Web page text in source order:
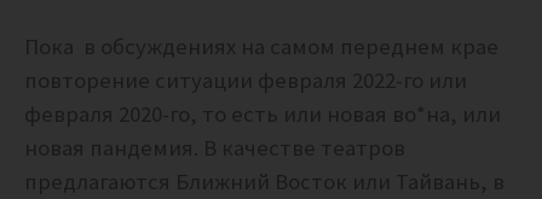
Пока в обсуждениях на самом переднем крае
повторение ситуации февраля 2022-го или
февраля 2020-го, то есть или новая во*на, или
новая пандемия. В качестве театров
предлагаются Ближний Восток или Тайвань, в